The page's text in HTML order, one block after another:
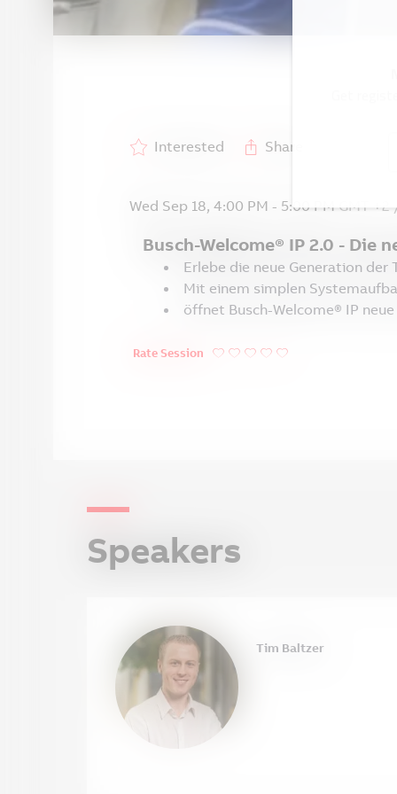
Interested Share
Wed Sep 18, 4:00 PM - 5:00 PM GMT +2
Busch-Welcome® IP 2.0 - Die
Erlebe die neue Generation
Mit einem simplen
öffnet Busch-Welcome® IP neue
Rate Session
Speakers
Tim Baltzer